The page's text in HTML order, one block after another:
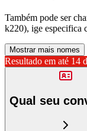
Também pode ser
k220), ige especifica
Mostrar mais nomes
Resultado em até 14
Qual seu